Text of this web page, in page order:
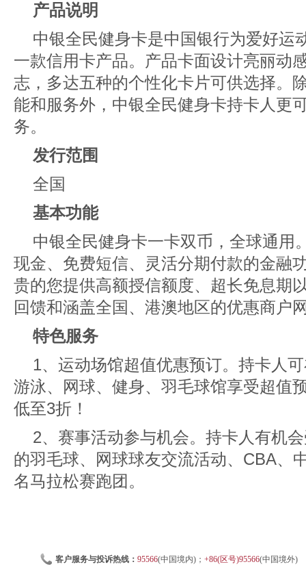
产品说明
中银全民健身卡是中国银行为爱好运
一款信用卡产品。产品卡面设计亮丽动
志，多达五种的个性化卡片可供选择。
能和服务外，中银全民健身卡持卡人更
务。
发行范围
全国
基本功能
中银全民健身卡一卡双币，全球通用
现金、免费短信、灵活分期付款的金融
贵的您提供高额授信额度、超长免息期
回馈和涵盖全国、港澳地区的优惠商户
特色服务
1、运动场馆超值优惠预订。持卡人
游泳、网球、健身、羽毛球馆享受超值
低至3折！
2、赛事活动参与机会。持卡人有机
的羽毛球、网球球友交流活动、CBA、
名马拉松赛跑团。
客户服务与投诉热线： 95566(中国境内)； +86(区号)95566(中国境外)